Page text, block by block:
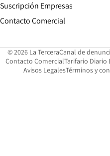
Suscripción Empresas
Contacto Comercial
© 2026 La TerceraCanal de
Contacto ComercialOpens in new
Tarifario Diario
Avisos LegalesOpens in new
Términos y